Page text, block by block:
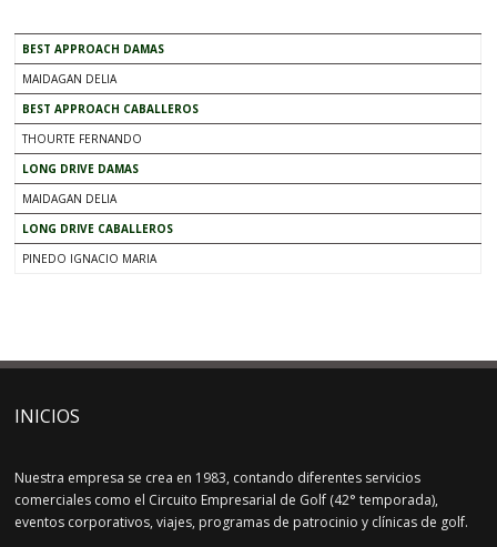
BEST APPROACH DAMAS
MAIDAGAN DELIA
BEST APPROACH CABALLEROS
THOURTE FERNANDO
LONG DRIVE DAMAS
MAIDAGAN DELIA
LONG DRIVE CABALLEROS
PINEDO IGNACIO MARIA
INICIOS
Nuestra empresa se crea en 1983, contando diferentes servicios
comerciales como el Circuito Empresarial de Golf (42° temporada),
eventos corporativos, viajes, programas de patrocinio y clínicas de golf.